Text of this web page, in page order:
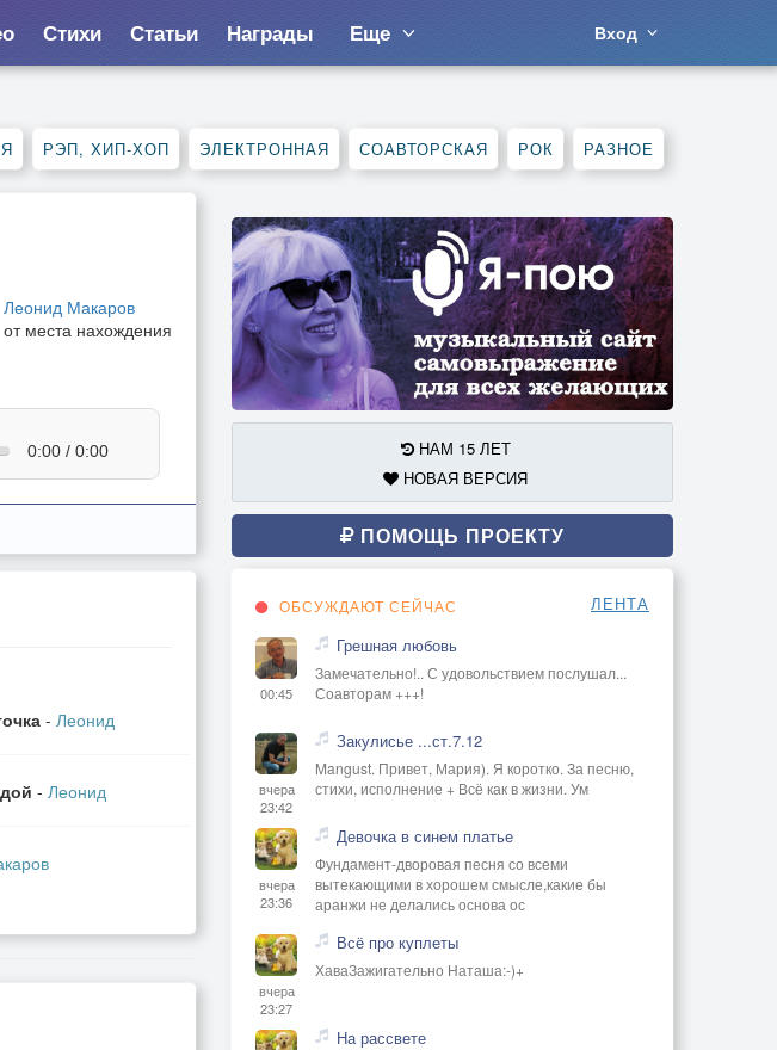
Стихи Статьи Награды Еще Вход
РЭП, ХИП-ХОП ЭЛЕКТРОННАЯ СОАВТОРСКАЯ РОК РАЗНОЕ
Леонид Макаров
от места нахождения
0:00 / 0:00
- Леонид
- Леонид
НАМ 15 ЛЕТ
НОВАЯ ВЕРСИЯ
ПОМОЩЬ ПРОЕКТУ
ОБСУЖДАЮТ СЕЙЧАС ЛЕНТА
00:45
Грешная любовь
Замечательно!.. С удовольствием послушал...
Соавторам +++!
вчера
23:42
Закулисье ...ст.7.12
Mangust. Привет, Мария). Я коротко. За песню,
стихи, исполнение + Всё как в жизни. Ум
вчера
23:36
Девочка в синем платье
Фундамент-дворовая песня со всеми
вытекающими в хорошем смысле,какие бы
аранжи не делались основа ос
вчера
23:27
Всё про куплеты
ХаваЗажигательно Наташа:-)+
На рассвете